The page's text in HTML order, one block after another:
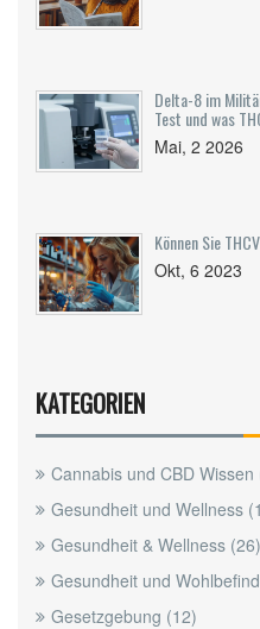
Delta-8 im
Test und was
Mai, 2 2026
Können Sie
Okt, 6 2023
KATEGORIEN
Cannabis und CBD Wissen
Gesundheit und Wellness
Gesundheit & Wellness (26)
Gesundheit und
Gesetzgebung (12)